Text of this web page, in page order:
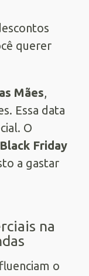
querer
Mães,
Essa data
O
Black Friday
a gastar
na
o